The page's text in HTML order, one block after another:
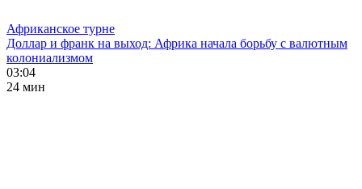
Африканское турне
Доллар и франк на выход: Африка начала борьбу с валютным
колониализмом
03:04
24 мин